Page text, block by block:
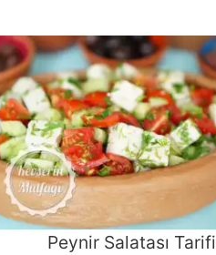
Peynir Salatası Tarifi